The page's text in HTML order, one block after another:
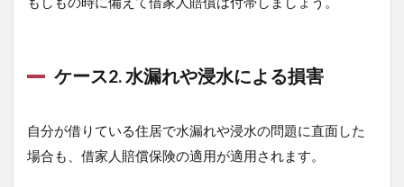
ケース2. 水漏れや浸水による損害
自分が借りている住居で水漏れや浸水の問題に直面した
場合も、借家人賠償保険の適用が適用されます。